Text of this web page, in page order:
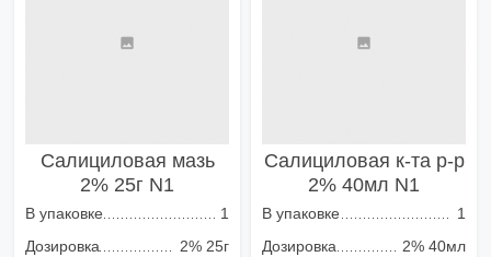
Салициловая мазь
2% 25г N1
В упаковке
1
Дозировка
2% 25г
Салициловая к-та р-р
2% 40мл N1
В упаковке
1
Дозировка
2% 40мл